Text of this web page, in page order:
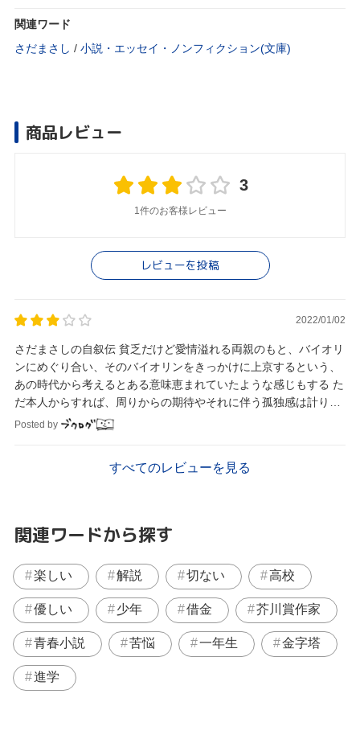
関連ワード
さだまさし / 小説・エッセイ・ノンフィクション(文庫)
商品レビュー
3
1件のお客様レビュー
レビューを投稿
2022/01/02
さだまさしの自叙伝 貧乏だけど愛情溢れる両親のもと、バイオリ
ンにめぐり合い、そのバイオリンをきっかけに上京するという、
あの時代から考えるとある意味恵まれていたような感じもする た
だ本人からすれば、周りからの期待やそれに伴う孤独感は計り知
れないものがあったと思う
Posted by
すべてのレビューを見る
関連ワードから探す
楽しい 解説 切ない 高校
優しい 少年 借金 芥川賞作家
青春小説 苦悩 一年生 金字塔
進学